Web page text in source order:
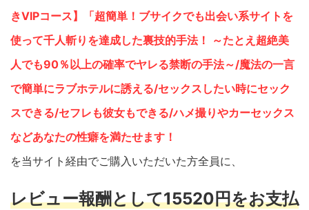
きVIPコース】「超簡単！ブサイクでも出会い系サイトを
使って千人斬りを達成した裏技的手法！ ～たとえ超絶美
人でも90％以上の確率でヤレる禁断の手法～/魔法の一言
で簡単にラブホテルに誘える/セックスしたい時にセック
スできる/セフレも彼女もできる/ハメ撮りやカーセックス
などあなたの性癖を満たせます！
を当サイト経由でご購入いただいた方全員に、
レビュー報酬として15520円をお支払